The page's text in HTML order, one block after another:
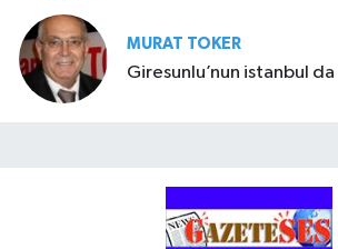
MURAT TOKER
Giresunlu’nun istanbul da